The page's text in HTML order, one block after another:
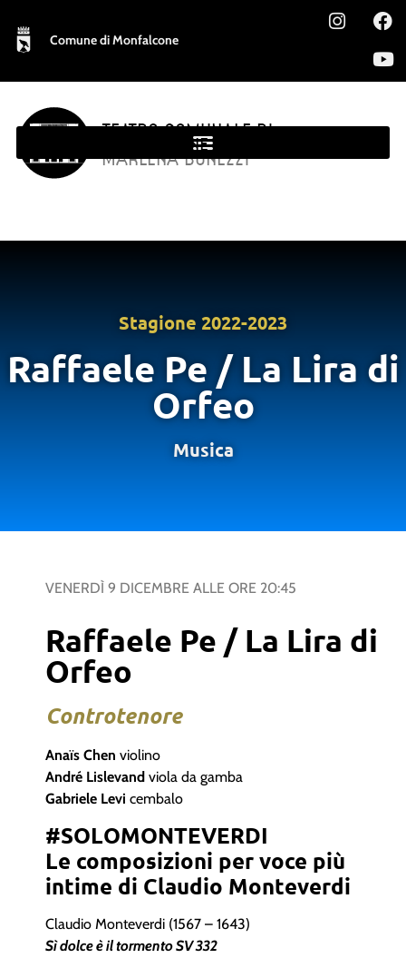
Comune di Monfalcone
TEATRO COMUNALE DI
MONFALCONE
MARLENA BONEZZI
Stagione 2022-2023
Raffaele Pe / La Lira di
Orfeo
Musica
VENERDÌ 9 DICEMBRE ALLE ORE 20:45
Raffaele Pe / La Lira di
Orfeo
Controtenore
Anaïs Chen violino
André Lislevand viola da gamba
Gabriele Levi cembalo
#SOLOMONTEVERDI
Le composizioni per voce più
intime di Claudio Monteverdi
Claudio Monteverdi (1567 – 1643)
Sì dolce è il tormento SV 332